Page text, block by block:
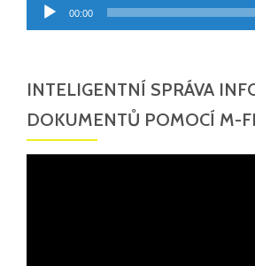
00:00
INTELIGENTNÍ SPRÁVA
DOKUMENTŮ POMOCÍ M-